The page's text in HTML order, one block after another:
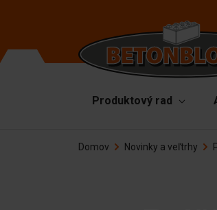
Produktový rad
Betónové tvárnice
Domov Novinky a veľtrhy